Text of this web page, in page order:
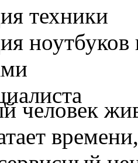
техники
человек